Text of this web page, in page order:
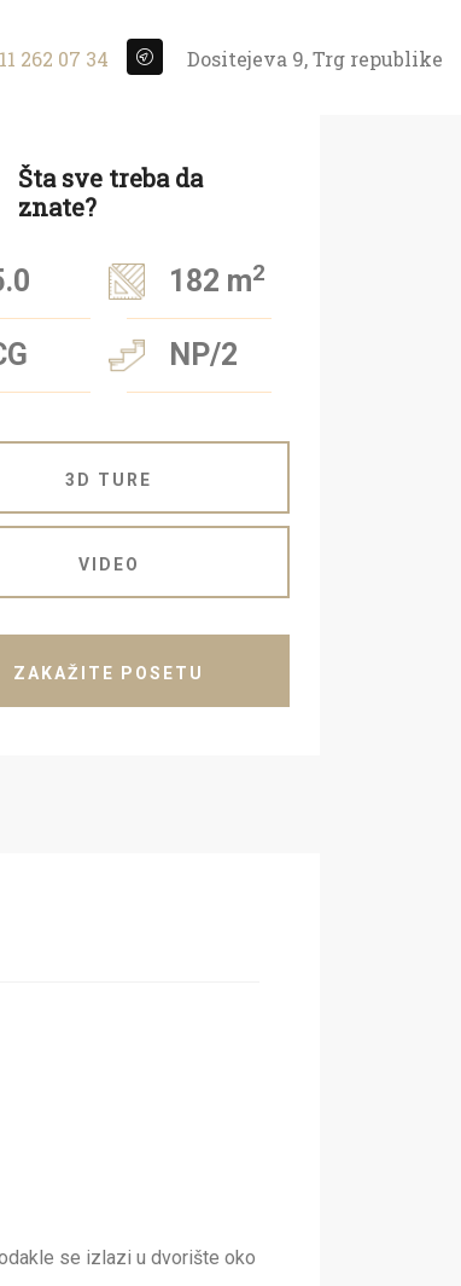
262 07 34 Dositejeva 9, Trg republike
Šta sve treba da
znate?
182 m2
NP/2
3D TURE
VIDEO
ZAKAŽITE POSETU
se izlazi u dvorište oko